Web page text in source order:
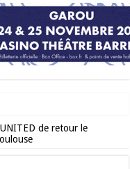
incontournable de
de retour le